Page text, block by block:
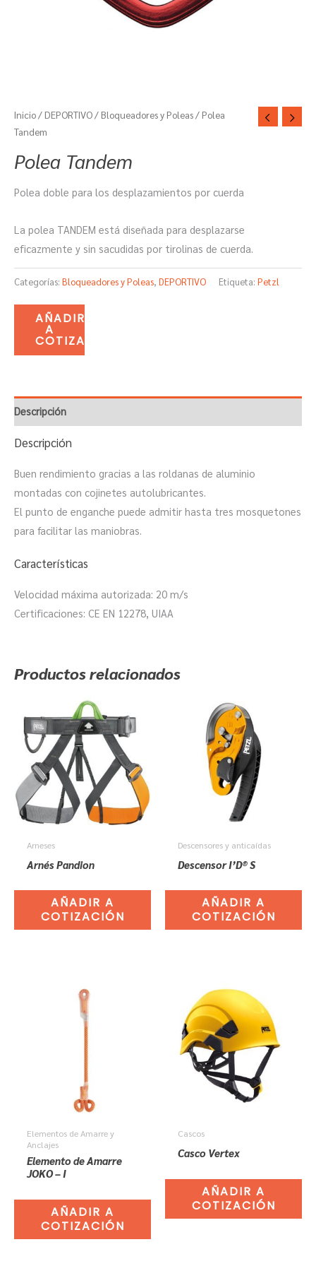
Inicio/ DEPORTIVO/ Bloqueadores y Poleas/ Polea
Tandem
Polea Tandem
Polea doble para los desplazamientos por cuerda
La polea TANDEM está diseñada para desplazarse
eficazmente y sin sacudidas por tirolinas de cuerda.
Categorías: Bloqueadores y Poleas, DEPORTIVO Etiqueta: Petzl
AÑADIR
A
COTIZACIÓN
Descripción
Descripción
Buen rendimiento gracias a las roldanas de aluminio
montadas con cojinetes autolubricantes.
El punto de enganche puede admitir hasta tres mosquetones
para facilitar las maniobras.
Características
Velocidad máxima autorizada: 20 m/s
Certificaciones: CE EN 12278, UIAA
Productos relacionados
Arneses
Arnés Pandion
AÑADIR A
COTIZACIÓN
Descensores y anticaídas
Descensor I’D® S
AÑADIR A
COTIZACIÓN
Elementos de Amarre y
Anclajes
Elemento de Amarre
JOKO – I
AÑADIR A
COTIZACIÓN
Cascos
Casco Vertex
AÑADIR A
COTIZACIÓN